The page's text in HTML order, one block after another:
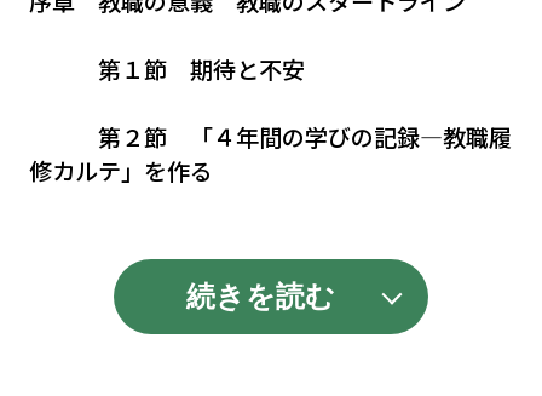
第１節 期待と不安
第２節 「４年間の学びの記録―教職履
修カルテ」を作る
ダクション
第１章 教師像の構築 大学・教職課程で学ぶ
続きを読む